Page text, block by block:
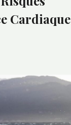
Cardiaque